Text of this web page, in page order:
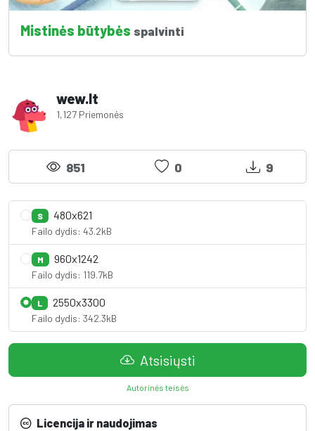
Mistinės būtybės spalvinti
wew.lt
1,127 Priemonės
851 0 9
S 480x621
Failo dydis: 43.2kB
M 960x1242
Failo dydis: 119.7kB
L 2550x3300
Failo dydis: 342.3kB
Atsisiųsti
Autorinės teisės
Licencija ir naudojimas